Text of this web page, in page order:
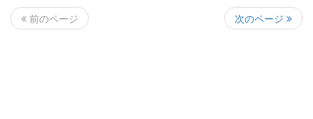
前のページ 次のページ